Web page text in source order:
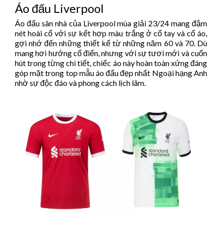
Áo đấu Liverpool
Áo đấu sân nhà của Liverpool mùa giải 23/24 mang đậm
nét hoài cổ với sự kết hợp màu trắng ở cổ tay và cổ áo,
gợi nhớ đến những thiết kế từ những năm 60 và 70. Dù
mang hơi hướng cổ điển, nhưng với sự tươi mới và cuốn
hút trong từng chi tiết, chiếc áo này hoàn toàn xứng đáng
góp mặt trong top mẫu áo đấu đẹp nhất Ngoại hạng Anh
nhờ sự độc đáo và phong cách lịch lãm.